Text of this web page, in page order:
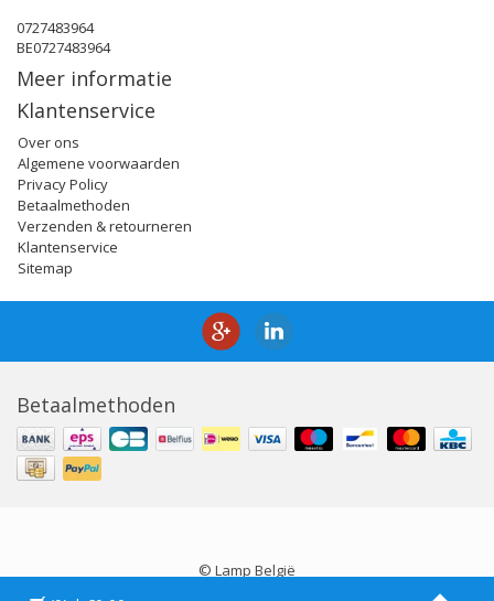
0727483964
BE0727483964
Meer informatie
Klantenservice
Over ons
Algemene voorwaarden
Privacy Policy
Betaalmethoden
Verzenden & retourneren
Klantenservice
Sitemap
Betaalmethoden
© Lamp België